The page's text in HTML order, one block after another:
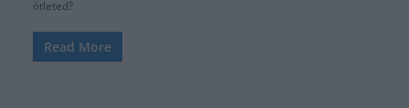
ötleted?
Read More